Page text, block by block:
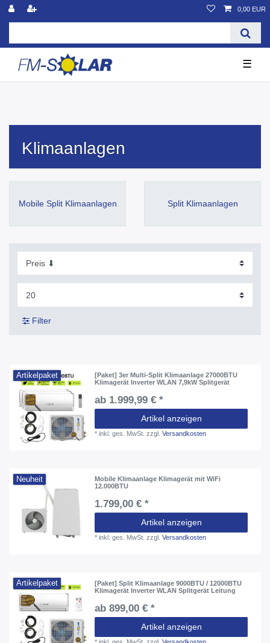
0,00 EUR
☰
Klimaanlagen
Mobile Split Klimaanlagen Split Klimaanlagen
Filter
Artikelpaket
[Paket] 3er Multi-Split Klimaanlage 27000BTU
Klimagerät Inverter WLAN 7,9kW Splitgerät
ab 1.999,99 € *
Artikel anzeigen
*inkl. ges. MwSt. zzgl.Versandkosten
Neuheit
Mobile Klimaanlage Klimagerät mit WiFi
12.000BTU
1.799,00 € *
Artikel anzeigen
*inkl. ges. MwSt. zzgl.Versandkosten
Artikelpaket
[Paket] Split Klimaanlage 9000BTU / 12000BTU
Klimagerät Inverter WLAN Splitgerät Leitung
ab 899,00 € *
Artikel anzeigen